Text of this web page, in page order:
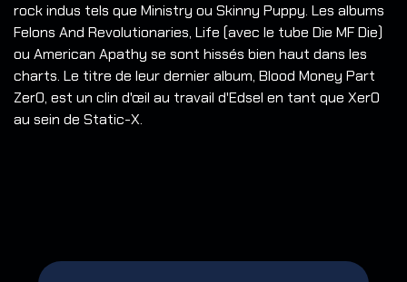
rock indus tels que Ministry ou Skinny Puppy. Les albums
Felons And Revolutionaries, Life (avec le tube Die MF Die)
ou American Apathy se sont hissés bien haut dans les
charts. Le titre de leur dernier album, Blood Money Part
Zer0, est un clin d'œil au travail d'Edsel en tant que Xer0
au sein de Static-X.